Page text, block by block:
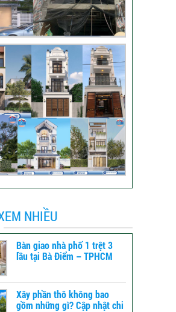
nhà chú Trung – Gò
Vấp
NHIỀU
Bàn giao nhà phố 1 trệt 3
lầu tại Bà Điểm – TPHCM
Xây phần thô không bao
gồm những gì? Cập nhật chi